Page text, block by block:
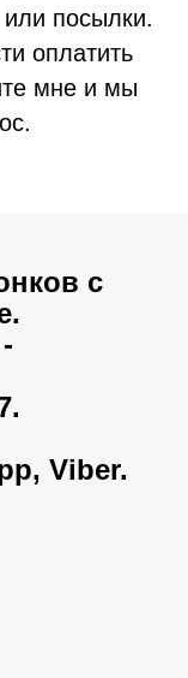
или посылки.
оплатить
мне и мы
с
Viber.